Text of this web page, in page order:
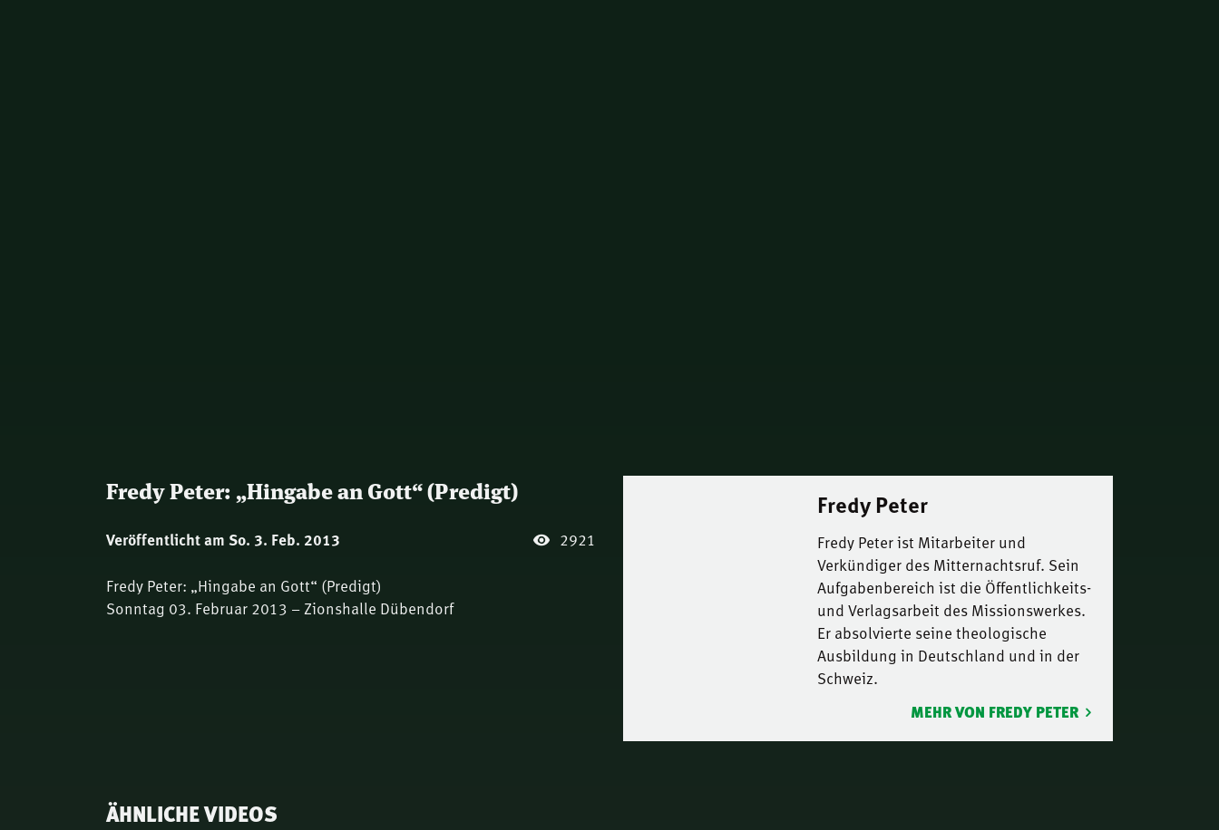
Fredy Peter: „Hingabe an Gott“ (Predigt)
Veröffentlicht am So. 3. Feb. 2013 2921
Fredy Peter: „Hingabe an Gott“ (Predigt)
Sonntag 03. Februar 2013 – Zionshalle Dübendorf
Fredy Peter
Fredy Peter ist Mitarbeiter und
Verkündiger des Mitternachtsruf. Sein
Aufgabenbereich ist die Öffentlichkeits-
und Verlagsarbeit des Missionswerkes.
Er absolvierte seine theologische
Ausbildung in Deutschland und in der
Schweiz.
MEHR VON FREDY PETER
ÄHNLICHE VIDEOS